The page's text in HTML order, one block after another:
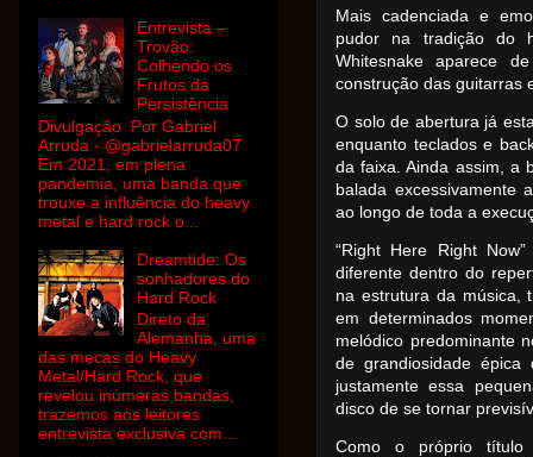
Mais cadenciada e
pudor na tradição do
Whitesnake aparece
construção das guitarras
O solo de abertura já
enquanto teclados e
da faixa. Ainda assim, a
balada excessivamente
ao longo de toda a
“Right Here Right
diferente dentro do
na estrutura da música,
em determinados
melódico predominante
de grandiosidade
justamente essa
disco de se tornar
Como o próprio título
Entrevista –
Trovão:
Colhendo os
Frutos da
Persistência
Divulgação Por Gabriel
Arruda - @gabrielarruda07
Em 2021, em plena
pandemia, uma banda que
trouxe a influência do heavy
metal e hard rock o...
Dreamtide: Os
sonhadores do
Hard Rock
Direto da
Alemanha, uma
das mecas do Heavy
Metal/Hard Rock, que
revelou inúmeras bandas,
trazemos aos leitores
entrevista exclusiva com...